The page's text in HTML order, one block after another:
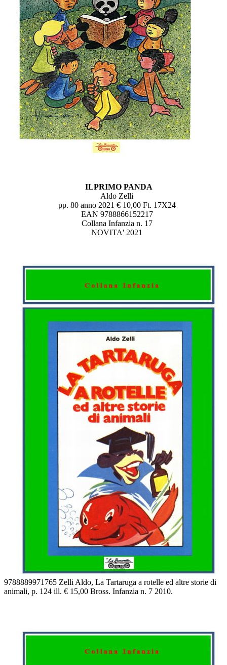
ILPRIMO PANDA
Aldo Zelli
pp. 80 anno 2021 € 10,00 Ft. 17X24
EAN 9788866152217
Collana Infanzia n. 17
NOVITA' 2021
9788889971765 Zelli Aldo, La Tartaruga a rotelle ed altre storie di
animali, p. 124 ill. € 15,00 Bross. Infanzia n. 7 2010.